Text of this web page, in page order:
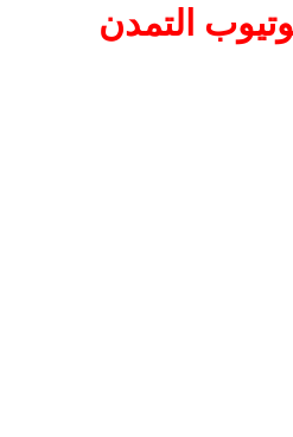
التمدن